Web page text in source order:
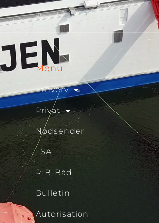
Menu
Erhverv
Privat
Nødsender
LSA
RIB-Båd
Bulletin
Autorisation